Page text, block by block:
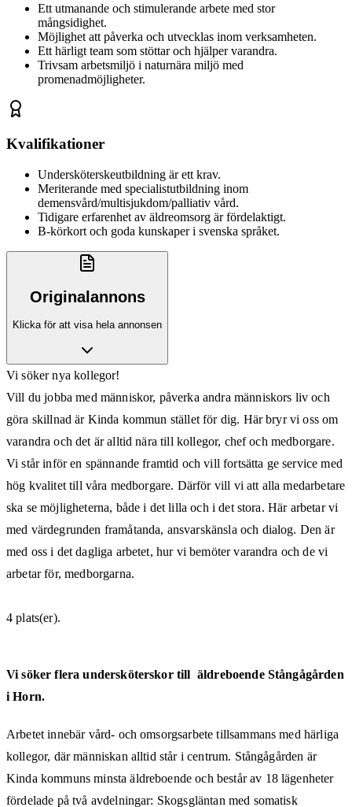
Ett utmanande och stimulerande arbete med stor
mångsidighet.
Möjlighet att påverka och utvecklas inom verksamheten.
Ett härligt team som stöttar och hjälper varandra.
Trivsam arbetsmiljö i naturnära miljö med
promenadmöjligheter.
Kvalifikationer
Undersköterskeutbildning är ett krav.
Meriterande med specialistutbildning inom
demensvård/multisjukdom/palliativ vård.
Tidigare erfarenhet av äldreomsorg är fördelaktigt.
B-körkort och goda kunskaper i svenska språket.
Originalannons
Klicka för att visa hela annonsen
Vi söker nya kollegor!
Vill du jobba med människor, påverka andra människors liv och
göra skillnad är Kinda kommun stället för dig. Här bryr vi oss om
varandra och det är alltid nära till kollegor, chef och medborgare.
Vi står inför en spännande framtid och vill fortsätta ge service med
hög kvalitet till våra medborgare. Därför vill vi att alla medarbetare
ska se möjligheterna, både i det lilla och i det stora. Här arbetar vi
med värdegrunden framåtanda, ansvarskänsla och dialog. Den är
med oss i det dagliga arbetet, hur vi bemöter varandra och de vi
arbetar för, medborgarna.
4 plats(er).
Vi söker flera undersköterskor till äldreboende Stångågården
i Horn.
Arbetet innebär vård- och omsorgsarbete tillsammans med härliga
kollegor, där människan alltid står i centrum. Stångågården är
Kinda kommuns minsta äldreboende och består av 18 lägenheter
fördelade på två avdelningar: Skogsgläntan med somatisk